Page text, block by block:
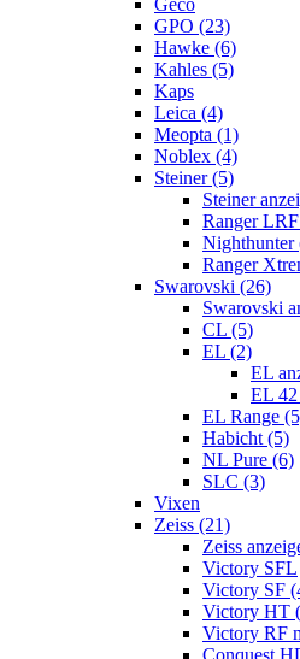
GPO (23)
Hawke (6)
Kahles (5)
Kaps
Leica (4)
Meopta (1)
Noblex (4)
Steiner (5)
Steiner
Ranger
Nighthunter
Ranger
Swarovski (26)
Swarovski
CL (5)
EL (2)
EL
EL
EL Range
Habicht (5)
NL Pure (6)
SLC (3)
Vixen
Zeiss (21)
Zeiss
Victory SFL
Victory SF
Victory HT
Victory RF
Conquest